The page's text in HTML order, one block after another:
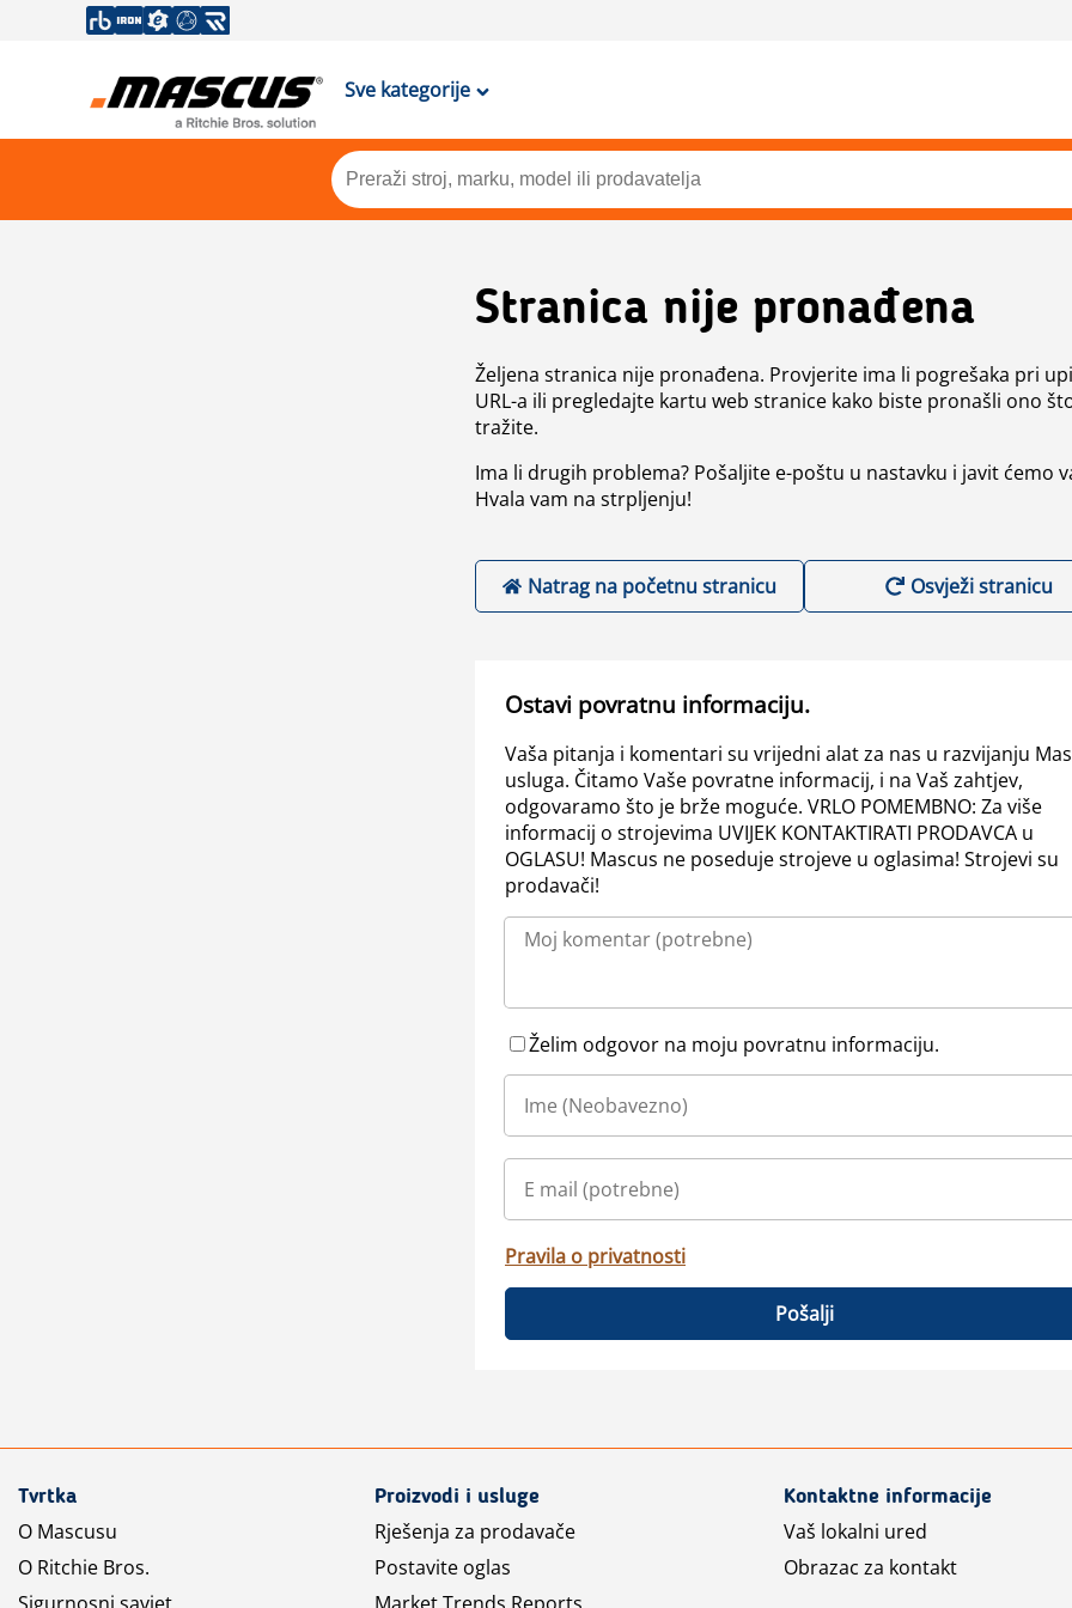
Sve kategorije
Stranica nije pronađena
Željena stranica nije pronađena. Provjerite ima li pogrešaka pri
URL-a ili pregledajte kartu web stranice kako biste pronašli ono
tražite.
Ima li drugih problema? Pošaljite e-poštu u nastavku i javit ćemo
Hvala vam na strpljenju!
Natrag na početnu stranicu Osvježi stranicu
Ostavi povratnu informaciju.
Vaša pitanja i komentari su vrijedni alat za nas u razvijanju
usluga. Čitamo Vaše povratne informacij, i na Vaš zahtjev,
odgovaramo što je brže moguće. VRLO POMEMBNO: Za više
informacij o strojevima UVIJEK KONTAKTIRATI PRODAVCA u
OGLASU! Mascus ne poseduje strojeve u oglasima! Strojevi su
prodavači!
Želim odgovor na moju povratnu informaciju.
Pravila o privatnosti
Pošalji
Tvrtka
O Mascusu
O Ritchie Bros.
Proizvodi i usluge
Rješenja za prodavače
Postavite oglas
Kontaktne informacije
Vaš lokalni ured
Obrazac za kontakt